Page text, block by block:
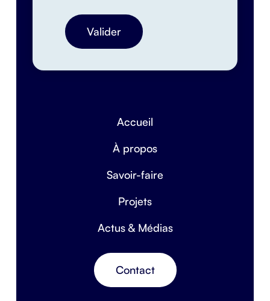
Accueil
À propos
Savoir-faire
Projets
Actus & Médias
Contact